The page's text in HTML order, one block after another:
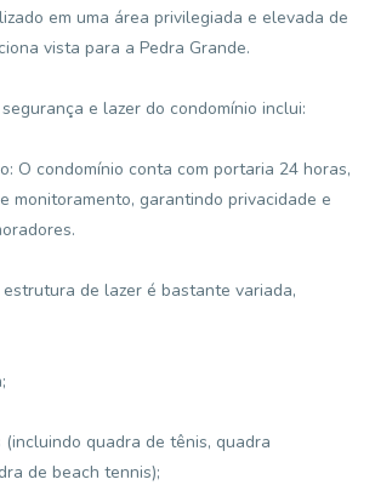
em uma área privilegiada e elevada de
vista para a Pedra Grande.
e lazer do condomínio inclui:
O condomínio conta com portaria 24 horas,
monitoramento, garantindo privacidade e
de lazer é bastante variada,
quadra de tênis, quadra
de beach tennis);